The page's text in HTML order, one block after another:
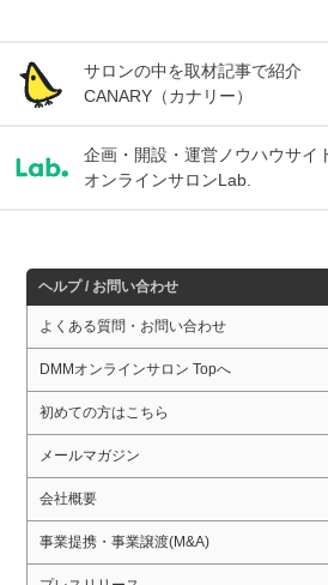
サロンの中を取材記事で紹介
CANARY（カナリー）
企画・開設・運営ノウハウサイ
オンラインサロンLab.
ヘルプ / お問い合わせ
よくある質問・お問い合わせ
DMMオンラインサロン Topへ
初めての方はこちら
メールマガジン
会社概要
事業提携・事業譲渡(M&A)